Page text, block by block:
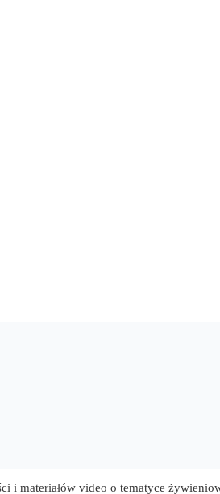
i materiałów video o tematyce